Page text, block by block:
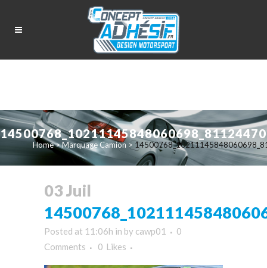
Home>Marquage Camion >
03 Juil
Posted at 11:06h in by cawp01
0
Comments
0 Likes